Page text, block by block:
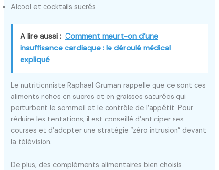
Alcool et cocktails sucrés
A lire aussi : Comment meurt-on d’une
insuffisance cardiaque : le déroulé médical
expliqué
Le nutritionniste Raphaël Gruman rappelle que ce sont ces
aliments riches en sucres et en graisses saturées qui
perturbent le sommeil et le contrôle de l’appétit. Pour
réduire les tentations, il est conseillé d’anticiper ses
courses et d’adopter une stratégie “zéro intrusion” devant
la télévision.
De plus, des compléments alimentaires bien choisis